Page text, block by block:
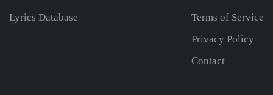
Lyrics Database
Terms of Service
Privacy Policy
Contact